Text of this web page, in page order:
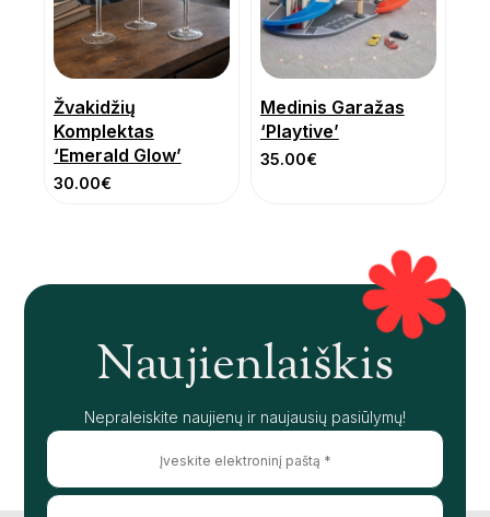
Žvakidžių
Komplektas
‘Emerald Glow’
30.00€
Medinis Garažas
‘Playtive’
35.00€
Naujienlaiškis
Nepraleiskite naujienų ir naujausių pasiūlymų!